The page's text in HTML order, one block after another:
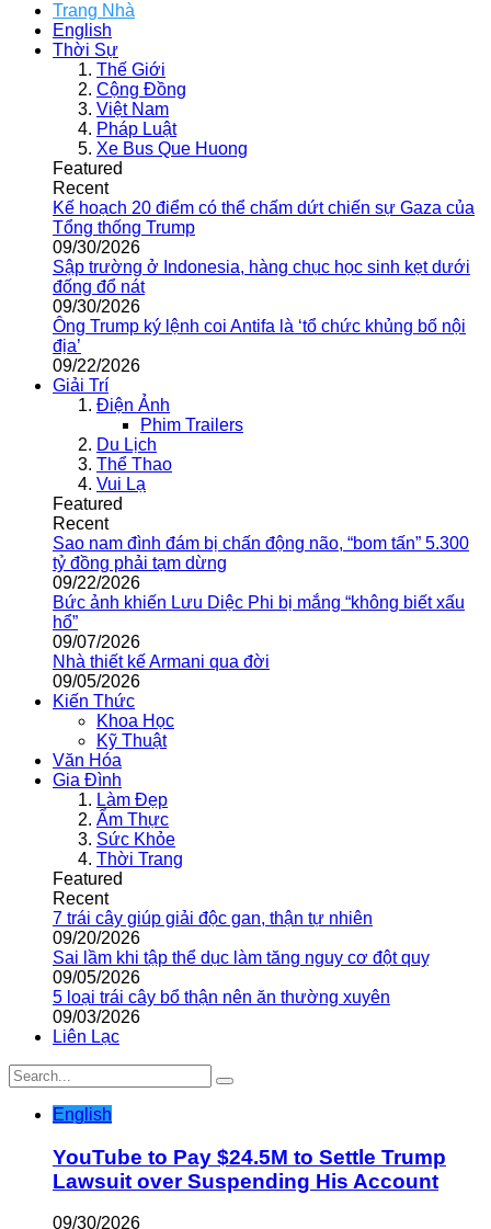
Trang Nhà
English
Thời Sự
Thế Giới
Cộng Đồng
Việt Nam
Pháp Luật
Xe Bus Que Huong
Featured
Recent
Kế hoạch 20 điểm có thể chấm dứt chiến sự Gaza của
Tổng thống Trump
09/30/2026
Sập trường ở Indonesia, hàng chục học sinh kẹt dưới
đống đổ nát
09/30/2026
Ông Trump ký lệnh coi Antifa là ‘tổ chức khủng bố nội
địa’
09/22/2026
Giải Trí
Điện Ảnh
Phim Trailers
Du Lịch
Thể Thao
Vui Lạ
Featured
Recent
Sao nam đình đám bị chấn động não, “bom tấn” 5.300
tỷ đồng phải tạm dừng
09/22/2026
Bức ảnh khiến Lưu Diệc Phi bị mắng “không biết xấu
hổ”
09/07/2026
Nhà thiết kế Armani qua đời
09/05/2026
Kiến Thức
Khoa Học
Kỹ Thuật
Văn Hóa
Gia Đình
Làm Đẹp
Ẩm Thực
Sức Khỏe
Thời Trang
Featured
Recent
7 trái cây giúp giải độc gan, thận tự nhiên
09/20/2026
Sai lầm khi tập thể dục làm tăng nguy cơ đột quỵ
09/05/2026
5 loại trái cây bổ thận nên ăn thường xuyên
09/03/2026
Liên Lạc
English
YouTube to Pay $24.5M to Settle Trump
Lawsuit over Suspending His Account
09/30/2026